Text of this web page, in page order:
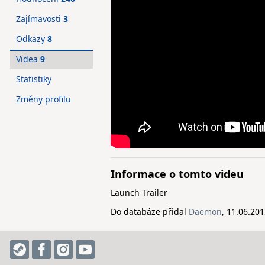
Informace o tomto videu
Launch Trailer
Do databáze přidal Daemon,
Zajímavosti 3
Odkazy 8
Videa 9
Statistiky
Změny profilu